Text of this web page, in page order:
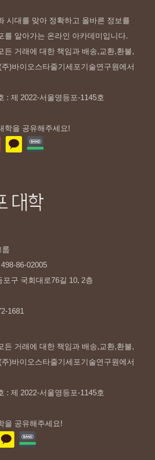
시대를 맞아 정확하고 올바른 정보를
를 알아가는 온라인 아카데미입니다.
든 거래에 대한 책임과 배송,교환,환불,
)바이오스타줄기세포기술연구원에서
: 제 2022-서울영등포-1145호
학을 공유해주세요!
룹
498-86-02005
포구 국회대로76길 10, 2층
1681
든 거래에 대한 책임과 배송,교환,환불,
)바이오스타줄기세포기술연구원에서
: 제 2022-서울영등포-1145호
을 공유해주세요!